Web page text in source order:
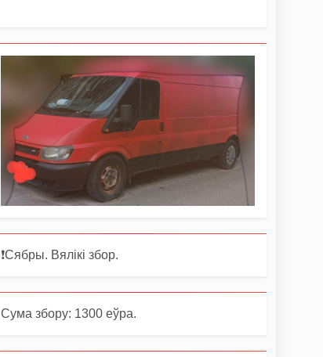
❗️Сябры. Вялікі збор.
Сума збору: 1300 еўра.